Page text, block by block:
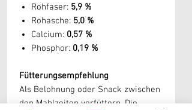
Rohfaser: 5,9 %
Rohasche: 5,0 %
Calcium: 0,57 %
Phosphor: 0,19 %
Fütterungsempfehlung
Als Belohnung oder Snack zwischen
den Mahlzeiten verfüttern. Die